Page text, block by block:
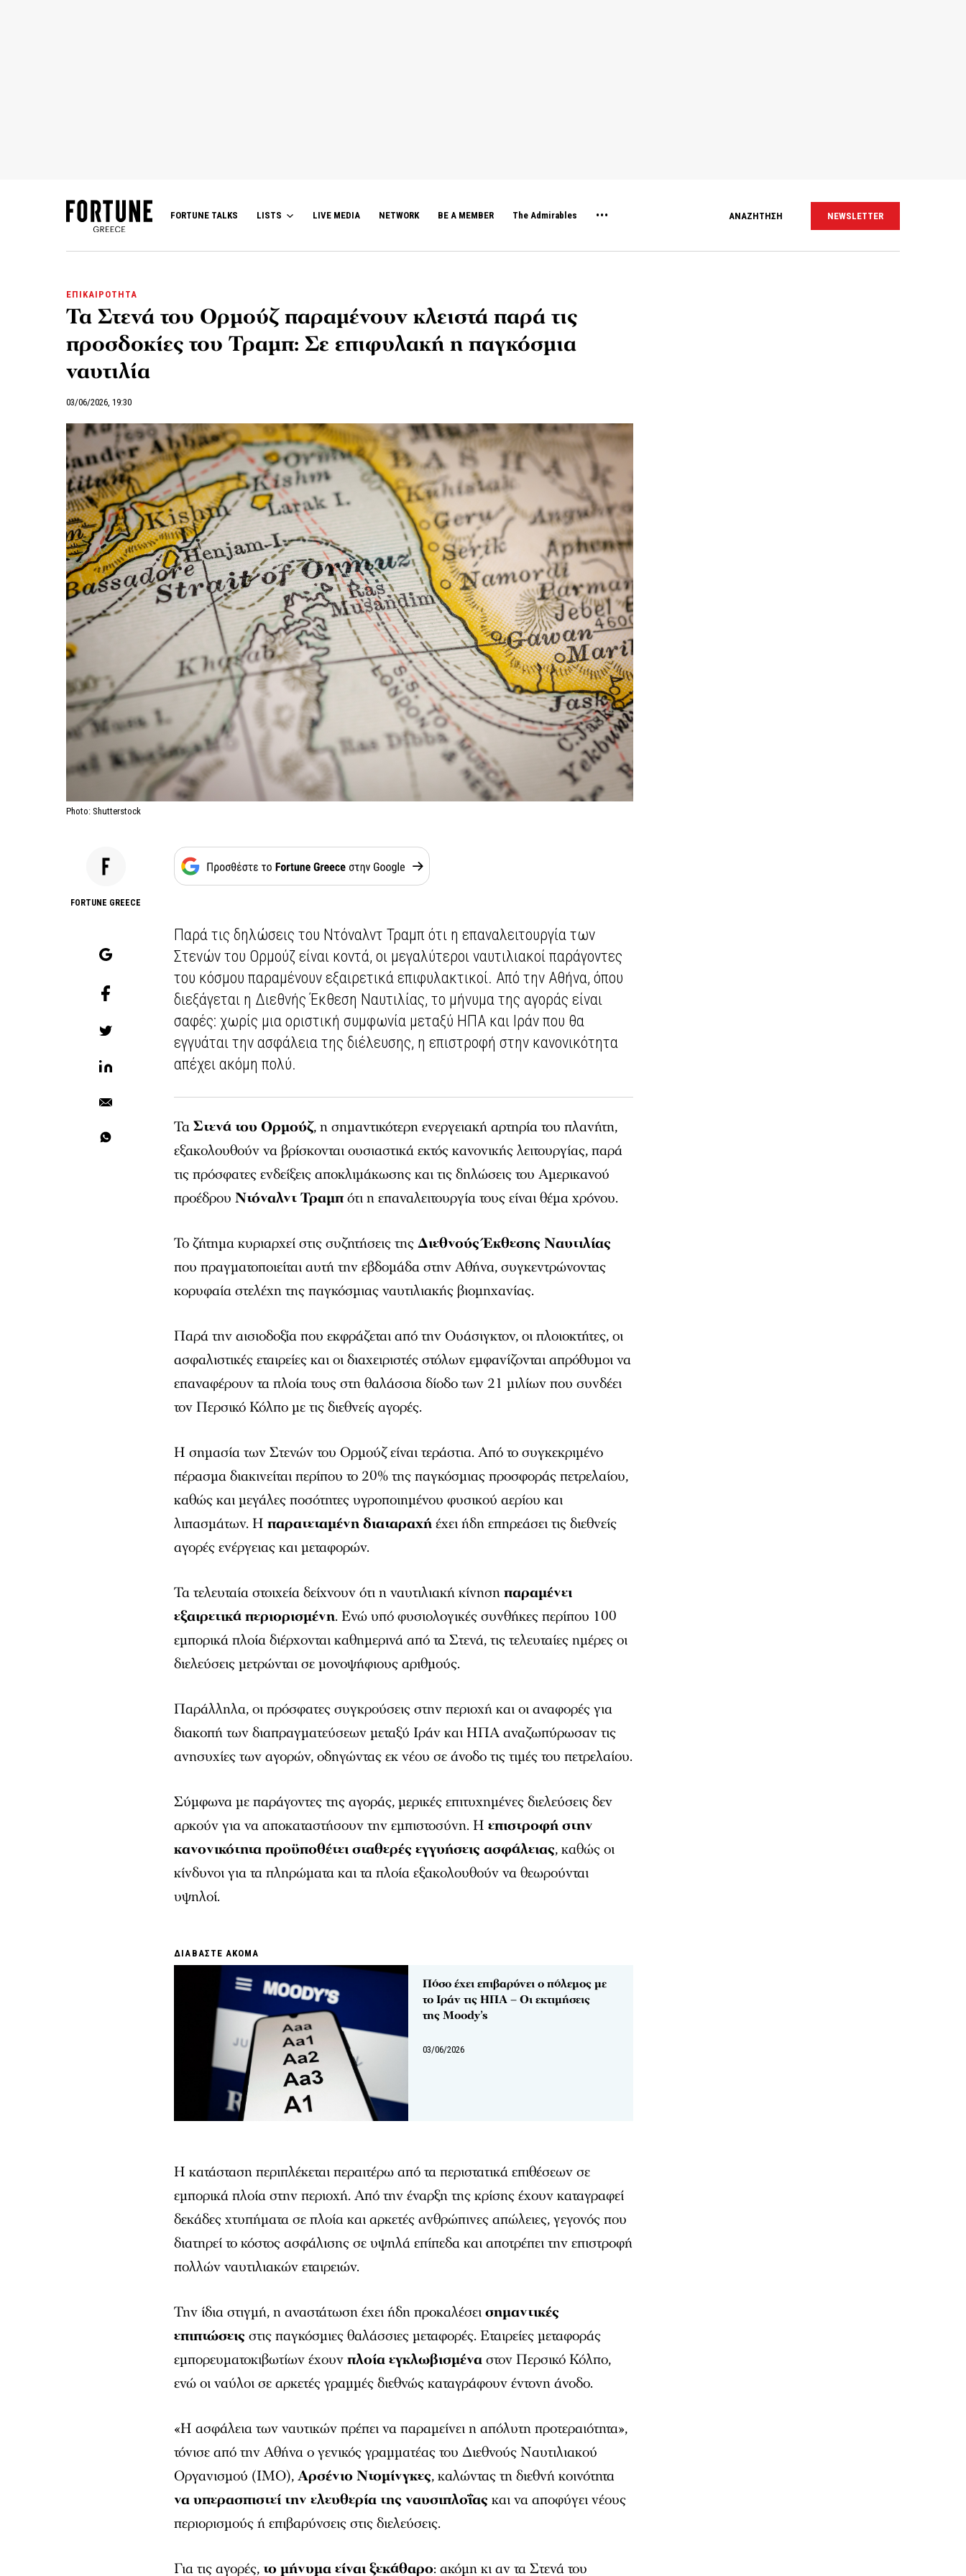
FORTUNE TALKS LISTS LIVE MEDIA NETWORK BE A MEMBER The Admirables ΑΝΑΖΗΤΗΣΗ NEWSLETTER
ΕΠΙΚΑΙΡΟΤΗΤΑ
Τα Στενά του Ορμούζ παραμένουν κλειστά παρά τις
προσδοκίες του Τραμπ: Σε επιφυλακή η παγκόσμια
ναυτιλία
03/06/2026, 19:30
Photo: Shutterstock
FORTUNE GREECE
Παρά τις δηλώσεις του Ντόναλντ Τραμπ ότι η επαναλειτουργία των
Στενών του Ορμούζ είναι κοντά, οι μεγαλύτεροι ναυτιλιακοί παράγοντες
του κόσμου παραμένουν εξαιρετικά επιφυλακτικοί. Από την Αθήνα, όπου
διεξάγεται η Διεθνής Έκθεση Ναυτιλίας, το μήνυμα της αγοράς είναι
σαφές: χωρίς μια οριστική συμφωνία μεταξύ ΗΠΑ και Ιράν που θα
εγγυάται την ασφάλεια της διέλευσης, η επιστροφή στην κανονικότητα
απέχει ακόμη πολύ.
ΤαΣτενά του Ορμούζ, η σημαντικότερη ενεργειακή αρτηρία του πλανήτη,
εξακολουθούν να βρίσκονται ουσιαστικά εκτός κανονικής λειτουργίας, παρά
τις πρόσφατες ενδείξεις αποκλιμάκωσης και τις δηλώσεις του Αμερικανού
προέδρουΝτόναλντ Τραμπότι η επαναλειτουργία τους είναι θέμα χρόνου.
Το ζήτημα κυριαρχεί στις συζητήσεις τηςΔιεθνούς Έκθεσης Ναυτιλίας
που πραγματοποιείται αυτή την εβδομάδα στην Αθήνα, συγκεντρώνοντας
κορυφαία στελέχη της παγκόσμιας ναυτιλιακής βιομηχανίας.
Παρά την αισιοδοξία που εκφράζεται από την Ουάσιγκτον, οι πλοιοκτήτες, οι
ασφαλιστικές εταιρείες και οι διαχειριστές στόλων εμφανίζονται απρόθυμοι να
επαναφέρουν τα πλοία τους στη θαλάσσια δίοδο των 21 μιλίων που συνδέει
τον Περσικό Κόλπο με τις διεθνείς αγορές.
Η σημασία των Στενών του Ορμούζ είναι τεράστια. Από το συγκεκριμένο
πέρασμα διακινείται περίπου το 20% της παγκόσμιας προσφοράς πετρελαίου,
καθώς και μεγάλες ποσότητες υγροποιημένου φυσικού αερίου και
λιπασμάτων. Ηπαρατεταμένη διαταραχήέχει ήδη επηρεάσει τις διεθνείς
αγορές ενέργειας και μεταφορών.
Τα τελευταία στοιχεία δείχνουν ότι η ναυτιλιακή κίνησηπαραμένει
εξαιρετικά περιορισμένη. Ενώ υπό φυσιολογικές συνθήκες περίπου 100
εμπορικά πλοία διέρχονται καθημερινά από τα Στενά, τις τελευταίες ημέρες οι
διελεύσεις μετρώνται σε μονοψήφιους αριθμούς.
Παράλληλα, οι πρόσφατες συγκρούσεις στην περιοχή και οι αναφορές για
διακοπή των διαπραγματεύσεων μεταξύ Ιράν και ΗΠΑ αναζωπύρωσαν τις
ανησυχίες των αγορών, οδηγώντας εκ νέου σε άνοδο τις τιμές του πετρελαίου.
Σύμφωνα με παράγοντες της αγοράς, μερικές επιτυχημένες διελεύσεις δεν
αρκούν για να αποκαταστήσουν την εμπιστοσύνη. Ηεπιστροφή στην
κανονικότητα προϋποθέτει σταθερές εγγυήσεις ασφάλειας, καθώς οι
κίνδυνοι για τα πληρώματα και τα πλοία εξακολουθούν να θεωρούνται
υψηλοί.
ΔΙΑΒΑΣΤΕ ΑΚΟΜΑ
Πόσο έχει επιβαρύνει ο πόλεμος με
το Ιράν τις ΗΠΑ – Οι εκτιμήσεις
της Moody’s
03/06/2026
Η κατάσταση περιπλέκεται περαιτέρω από τα περιστατικά επιθέσεων σε
εμπορικά πλοία στην περιοχή. Από την έναρξη της κρίσης έχουν καταγραφεί
δεκάδες χτυπήματα σε πλοία και αρκετές ανθρώπινες απώλειες, γεγονός που
διατηρεί το κόστος ασφάλισης σε υψηλά επίπεδα και αποτρέπει την επιστροφή
πολλών ναυτιλιακών εταιρειών.
Την ίδια στιγμή, η αναστάτωση έχει ήδη προκαλέσεισημαντικές
επιπτώσεις στις παγκόσμιες θαλάσσιες μεταφορές. Εταιρείες μεταφοράς
εμπορευματοκιβωτίων έχουνπλοία εγκλωβισμέναστον Περσικό Κόλπο,
ενώ οι ναύλοι σε αρκετές γραμμές διεθνώς καταγράφουν έντονη άνοδο.
«Η ασφάλεια των ναυτικών πρέπει να παραμείνει η απόλυτη προτεραιότητα»,
τόνισε από την Αθήνα ο γενικός γραμματέας του Διεθνούς Ναυτιλιακού
Οργανισμού (IMO),Αρσένιο Ντομίνγκες, καλώντας τη διεθνή κοινότητα
να υπερασπιστεί την ελευθερία της ναυσιπλοΐας και να αποφύγει νέους
περιορισμούς ή επιβαρύνσεις στις διελεύσεις.
Για τις αγορές,το μήνυμα είναι ξεκάθαρο: ακόμη κι αν τα Στενά του